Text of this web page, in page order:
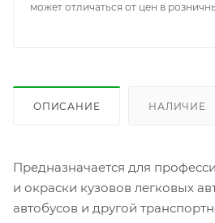
может отличаться от цен в
ОПИСАНИЕ НАЛИЧИЕ
Предназначается для
и окраски кузовов легковых
автобусов и другой